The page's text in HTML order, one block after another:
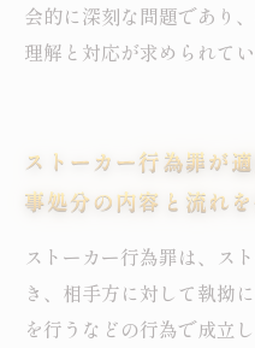
会的に深刻な問題であり
理解と対応が求められてい
ストーカー行為罪が
事処分の内容と流れ
ストーカー行為罪は、ス
き、相手方に対して執拗
を行うなどの行為で成立